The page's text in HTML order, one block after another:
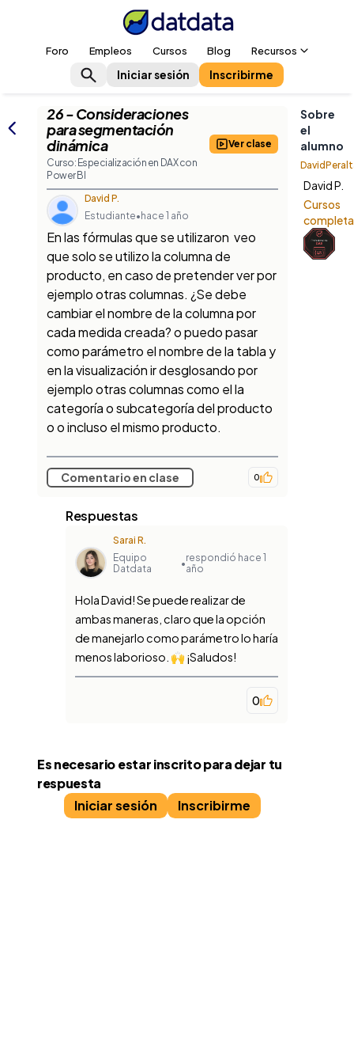
Foro Empleos Cursos Blog Recursos
Iniciar sesión Inscribirme
26 - Consideraciones
para segmentación
dinámica
Curso: Especialización en DAX con
Power BI
Ver clase
David P.
Estudiante• hace 1 año
En las fórmulas que se utilizaron veo
que solo se utilizo la columna de
producto, en caso de pretender ver por
ejemplo otras columnas. ¿Se debe
cambiar el nombre de la columna por
cada medida creada? o puedo pasar
como parámetro el nombre de la tabla y
en la visualización ir desglosando por
ejemplo otras columnas como el la
categoría o subcategoría del producto
o o incluso el mismo producto.
Comentario en clase 0
Respuestas
Sarai R.
Equipo
Datdata
•respondió hace 1
año
Hola David! Se puede realizar de
ambas maneras, claro que la opción
de manejarlo como parámetro lo haría
menos laborioso. 🙌 ¡Saludos!
0
Es necesario estar inscrito para dejar tu
respuesta
Iniciar sesión
Inscribirme
Sobre
el
alumno
David P.
Cursos